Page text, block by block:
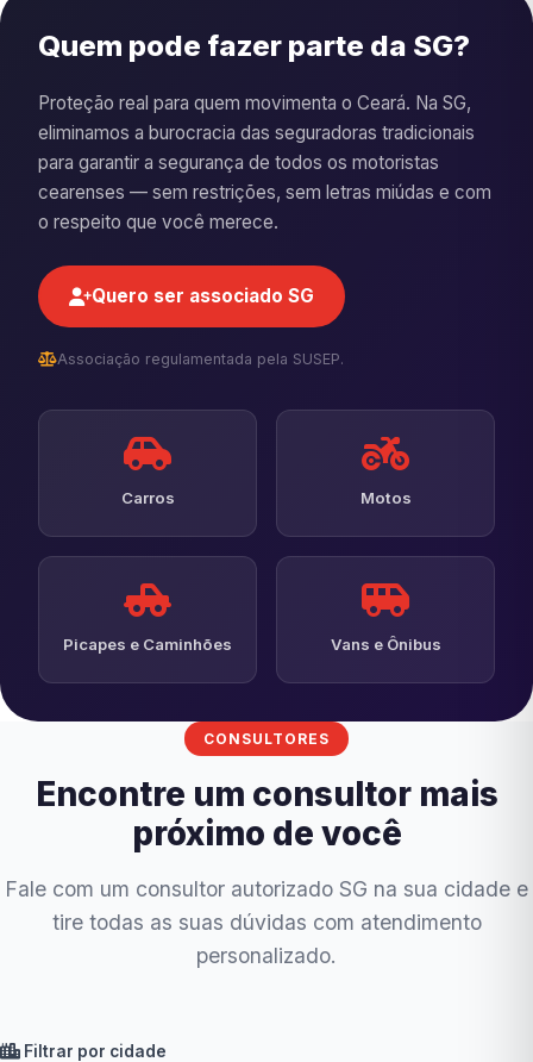
Quem pode fazer parte da SG?
Proteção real para quem movimenta o Ceará. Na SG,
eliminamos a burocracia das seguradoras tradicionais
para garantir a segurança de todos os motoristas
cearenses — sem restrições, sem letras miúdas e com
o respeito que você merece.
Quero ser associado SG
Associação regulamentada pela SUSEP.
Carros Motos
Picapes e Caminhões Vans e Ônibus
CONSULTORES
Encontre um consultor mais
próximo de você
Fale com um consultor autorizado SG na sua cidade e
tire todas as suas dúvidas com atendimento
personalizado.
Filtrar por cidade